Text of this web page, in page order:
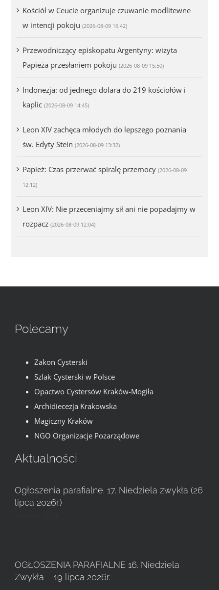
Kościół w Ceucie organizuje czuwanie modlitewne
w intencji pokoju (2026-08-09 16:42)
Przewodniczący episkopatu Argentyny: wizyta
Papieża przesłaniem pokoju (2026-08-09 15:50)
Indonezja: od jednego dolara do 219 kościołów i
kaplic (2026-08-09 14:45)
Leon XIV zachęca młodych do lepszego poznania
św. Edyty Stein (2026-08-09 13:32)
Papież: Czas przerwać spiralę przemocy (2026-08-09
12:12)
Leon XIV: Nie przeceniajmy sił ani nie popadajmy w
rozpacz (2026-08-09 12:04)
Polecamy
Zakon Cysterski
Szlak Cysterski w Polsce
Opactwo Cystersów Kraków-Mogiła
Archidiecezja Krakowska
Magiczny Kraków
NGO Organizacje Pozarządowe
Aktualności
Ogłoszenia parafialne. 17. Niedziela zwykła (26
lipca 2026r.)
OGŁOSZENIA PARAFIALNE 16. Niedziela
Zwykła – 19 lipca 2026r.